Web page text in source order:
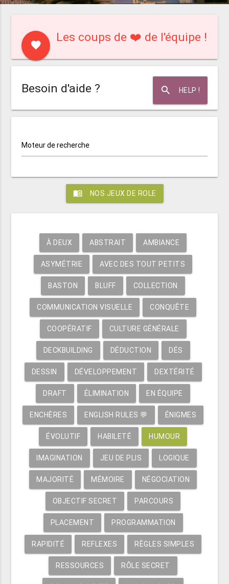
favorite
Les coups de ❤️ de l'équipe !
search HELP !
Besoin d'aide ?
Moteur de recherche
menu_book NOS JEUX DE ROLE
À DEUX ABSTRAIT AMBIANCE
ASYMÉTRIE AVEC DES TOUT PETITS
BASTON BLUFF COLLECTION
COMMUNICATION VISUELLE CONQUÊTE
COOPÉRATIF CULTURE GÉNÉRALE
DECKBUILDING DÉDUCTION DÉS
DESSIN DÉVELOPPEMENT DEXTÉRITÉ
DRAFT ÉLIMINATION EN ÉQUIPE
ENCHÈRES ENGLISH RULES 💬 ÉNIGMES
ÉVOLUTIF HABILETÉ HUMOUR
IMAGINATION JEU DE PLIS LOGIQUE
MAJORITÉ MÉMOIRE NÉGOCIATION
OBJECTIF SECRET PARCOURS
PLACEMENT PROGRAMMATION
RAPIDITÉ REFLEXES RÈGLES SIMPLES
RESSOURCES RÔLE SECRET